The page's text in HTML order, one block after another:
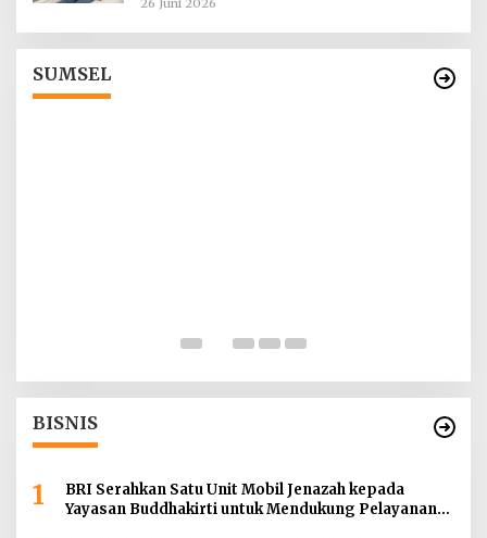
26 Juni 2026
SUMSEL
Operasional Galian Tanpa Izin di Sekitar
Jembatan Sei Siarak, Desa Tanah Abang
Di Berita, Sumsel
BISNIS
1
BRI Serahkan Satu Unit Mobil Jenazah kepada
Yayasan Buddhakirti untuk Mendukung Pelayanan